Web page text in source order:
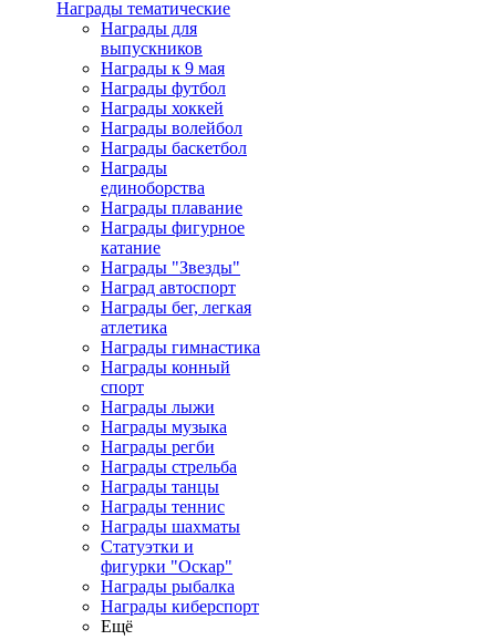
Награды тематические
Награды для
выпускников
Награды к 9 мая
Награды футбол
Награды хоккей
Награды волейбол
Награды баскетбол
Награды
единоборства
Награды плавание
Награды фигурное
катание
Награды "Звезды"
Наград автоспорт
Награды бег, легкая
атлетика
Награды гимнастика
Награды конный
спорт
Награды лыжи
Награды музыка
Награды регби
Награды стрельба
Награды танцы
Награды теннис
Награды шахматы
Статуэтки и
фигурки "Оскар"
Награды рыбалка
Награды киберспорт
Ещё